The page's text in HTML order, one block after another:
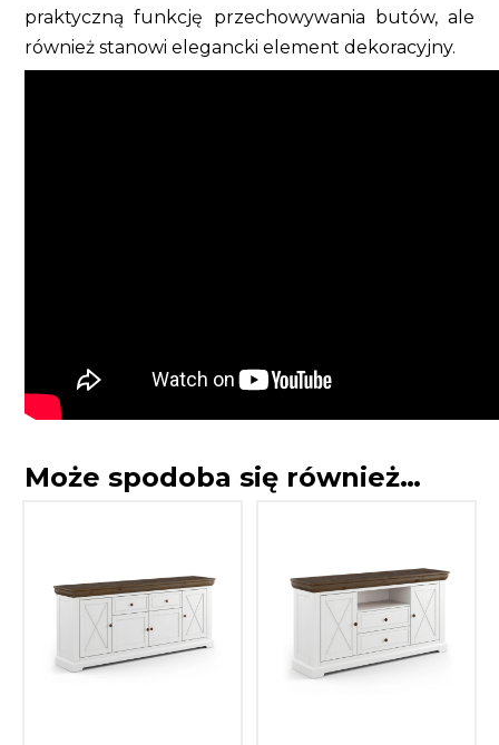
praktyczną funkcję przechowywania butów, ale
również stanowi elegancki element dekoracyjny.
Może spodoba się również…